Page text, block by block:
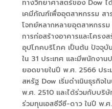
ทางวิทยาศาสตร์ของ Dow
เคมีภัณฑ์เพื่ออุตสาหกรรม ส
โจทย์หลากหลายอุตสาหกรร
การก่อสร้างอาคารและโครง
อุปโภคบริโภค เป็นต้น ปัจจุบั
ใน 31 ประเทศ และมีพนักงา
ยอดขายในปี พ.ศ. 2566 ปร
สหรัฐ Dow เริ่มดำเนินธุรกิจใ
พ.ศ. 2510 และได้ร่วมกับบริ
ร่วมทุนเอสซีจีซี-ดาว ในปี พ.